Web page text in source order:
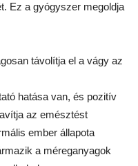
Ez a gyógyszer megoldja
távolítja el a vágy az
hatása van, és pozitív
az emésztést
ember állapota
a méreganyagok